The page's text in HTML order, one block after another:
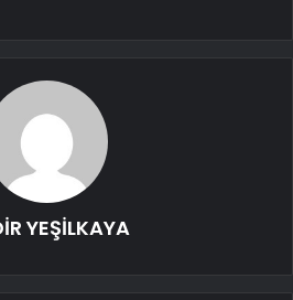
YEŞİLKAYA